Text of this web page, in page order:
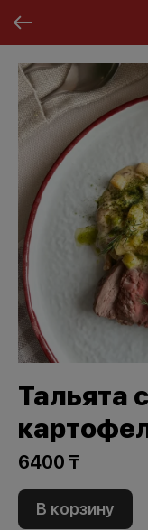
Тальята
6400 ₸
В корзину